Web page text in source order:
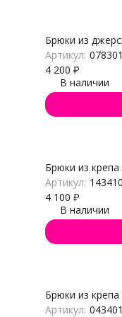
Брюки из
Артикул: 078301
4 200 ₽
В наличии
Брюки из крепа
Артикул: 143410
4 100 ₽
В наличии
Брюки из крепа
Артикул: 043401